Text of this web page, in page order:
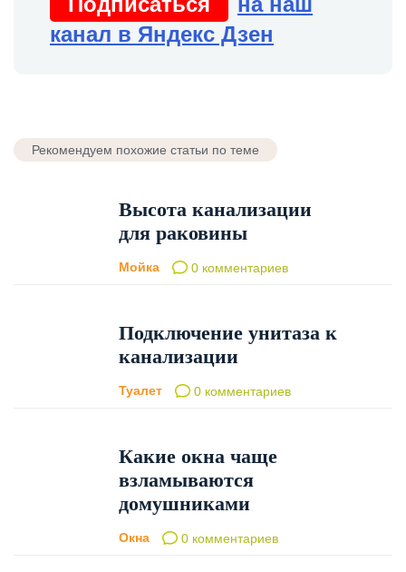
канал в Яндекс Дзен
Рекомендуем похожие статьи по теме
Высота канализации
для раковины
Мойка 0 комментариев
Подключение унитаза к
канализации
Туалет 0 комментариев
Какие окна чаще
взламываются
домушниками
Окна 0 комментариев